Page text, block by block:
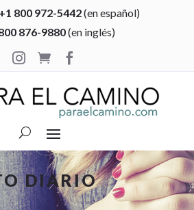
+1 800 972-5442(en español)
876-9880(en inglés)

 
DIARIO